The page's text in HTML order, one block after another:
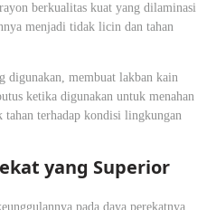
berkualitas kuat yang dilaminasi
menjadi tidak licin dan tahan
digunakan, membuat lakban kain
ketika digunakan untuk menahan
tahan terhadap kondisi lingkungan
yang Superior
pada daya perekatnya